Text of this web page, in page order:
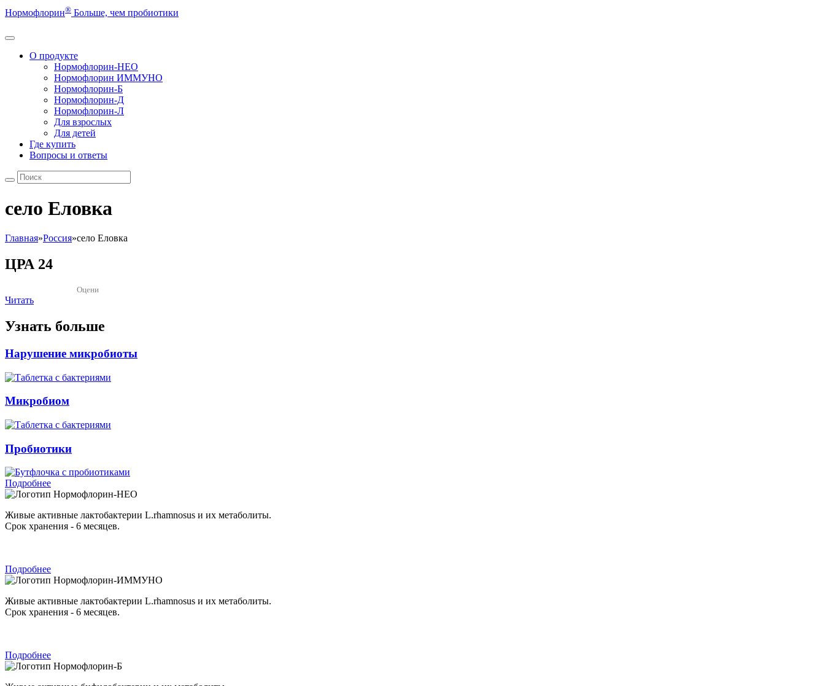
Нормофлорин® Больше, чем пробиотики
О продукте
Нормофлорин-НЕО
Нормофлорин ИММУНО
Нормофлорин-Б
Нормофлорин-Д
Нормофлорин-Л
Для взрослых
Для детей
Где купить
Вопросы и ответы
село Еловка
Главная»Россия»село Еловка
ЦРА 24
Оцени
Читать
Узнать больше
Нарушение микробиоты
Микробиом
Пробиотики
Подробнее
Нормофлорин-НЕО
Живые активные лактобактерии L.rhamnosus и их метаболиты.
Срок хранения - 6 месяцев.
Подробнее
Нормофлорин-ИММУНО
Живые активные лактобактерии L.rhamnosus и их метаболиты.
Срок хранения - 6 месяцев.
Подробнее
Нормофлорин-Б